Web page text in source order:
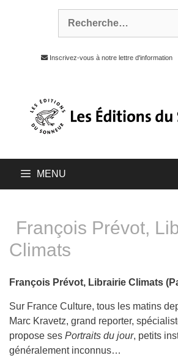
Inscrivez-vous à notre lettre d'information
MENU
François Prévot,
Climats
François Prévot, Librairie Climats
Sur France Culture, tous les matins
Marc Kravetz, grand reporter,
propose ses Portraits du jour, petits
généralement inconnus…